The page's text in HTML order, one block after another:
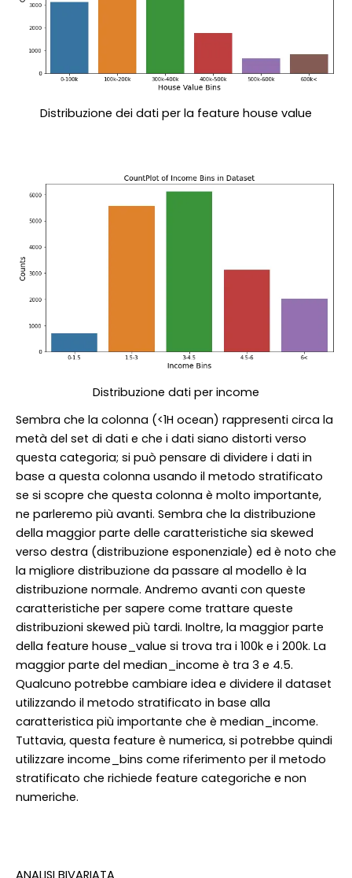
Distribuzione dei dati per la feature house value
Distribuzione dati per income
Sembra che la colonna (<1H ocean) rappresenti circa la
metà del set di dati e che i dati siano distorti verso
questa categoria; si può pensare di dividere i dati in
base a questa colonna usando il metodo stratificato
se si scopre che questa colonna è molto importante,
ne parleremo più avanti. Sembra che la distribuzione
della maggior parte delle caratteristiche sia skewed
verso destra (distribuzione esponenziale) ed è noto che
la migliore distribuzione da passare al modello è la
distribuzione normale. Andremo avanti con queste
caratteristiche per sapere come trattare queste
distribuzioni skewed più tardi. Inoltre, la maggior parte
della feature house_value si trova tra i 100k e i 200k. La
maggior parte del median_income è tra 3 e 4.5.
Qualcuno potrebbe cambiare idea e dividere il dataset
utilizzando il metodo stratificato in base alla
caratteristica più importante che è median_income.
Tuttavia, questa feature è numerica, si potrebbe quindi
utilizzare income_bins come riferimento per il metodo
stratificato che richiede feature categoriche e non
numeriche.